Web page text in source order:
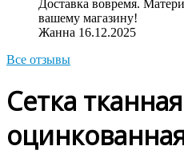
Доставка вовремя.
вашему магазину!
Жанна 16.12.2025
Все отзывы
Сетка тканная